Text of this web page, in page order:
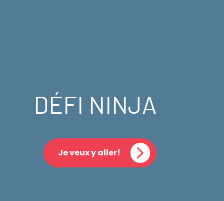
DÉFI NINJA
Je veux y aller!